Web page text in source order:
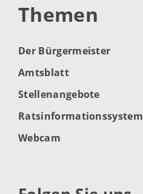
Themen
Der Bürgermeister
Amtsblatt
Stellenangebote
Ratsinformationssystem
Webcam